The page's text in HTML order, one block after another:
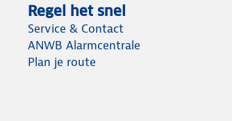
Regel het snel
Service & Contact
ANWB Alarmcentrale
Plan je route